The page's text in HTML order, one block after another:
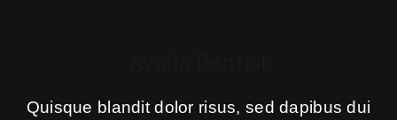
Quisque blandit dolor risus, sed dapibus dui